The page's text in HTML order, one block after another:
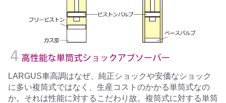
LARGUS車高調はなぜ、純正ショックや安価なショック
に多い複筒式ではなく、生産コストのかかる単筒式なの
か。それは性能に対するこだわり故。複筒式に対する単筒